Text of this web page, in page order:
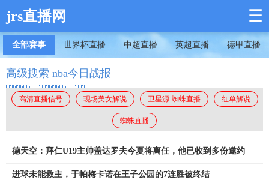
jrs直播网 ☰
全部赛事 世界杯直播 中超直播 英超直播 德甲直播
高级搜索 nba今日战报
高清直播信号 现场美女解说 卫星源-蜘蛛直播 红单解说
蜘蛛直播
德天空：拜仁U19主帅盖达罗夫今夏将离任，他已收到多份邀约
进球未能救主，于帕梅卡诺在王子公园的7连胜被终结